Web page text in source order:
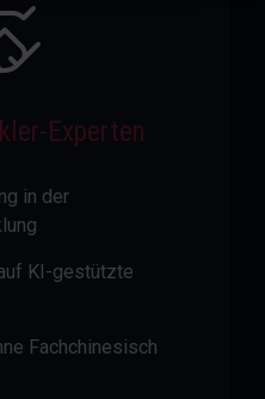
Experten
in der
KI-gestützte
Fachchinesisch